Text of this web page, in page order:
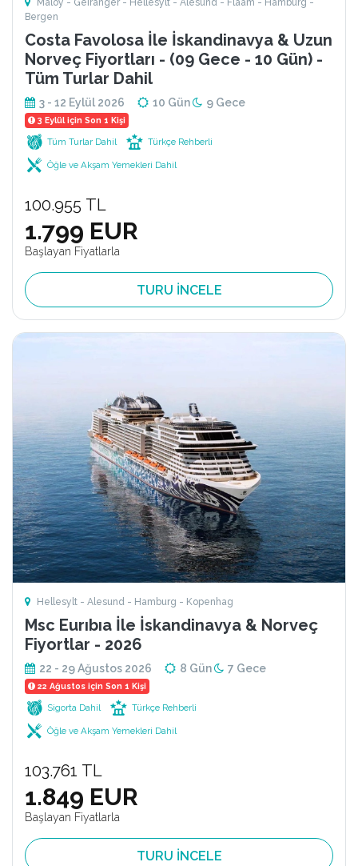
Maloy - Geiranger - Hellesylt - Alesund - Flaam - Hamburg -
Bergen
Costa Favolosa İle İskandinavya & Uzun
Norveç Fiyortları - (09 Gece - 10 Gün) -
Tüm Turlar Dahil
3 - 12 Eylül 2026 10 Gün 9 Gece
3 Eylül için Son 1 Kişi
Tüm Turlar Dahil Türkçe Rehberli
Öğle ve Akşam Yemekleri Dahil
100.955 TL
1.799 EUR
Başlayan Fiyatlarla
TURU İNCELE
Hellesylt - Alesund - Hamburg - Kopenhag
Msc Eurıbıa İle İskandinavya & Norveç
Fiyortlar - 2026
22 - 29 Ağustos 2026 8 Gün 7 Gece
22 Ağustos için Son 1 Kişi
Sigorta Dahil Türkçe Rehberli
Öğle ve Akşam Yemekleri Dahil
103.761 TL
1.849 EUR
Başlayan Fiyatlarla
TURU İNCELE